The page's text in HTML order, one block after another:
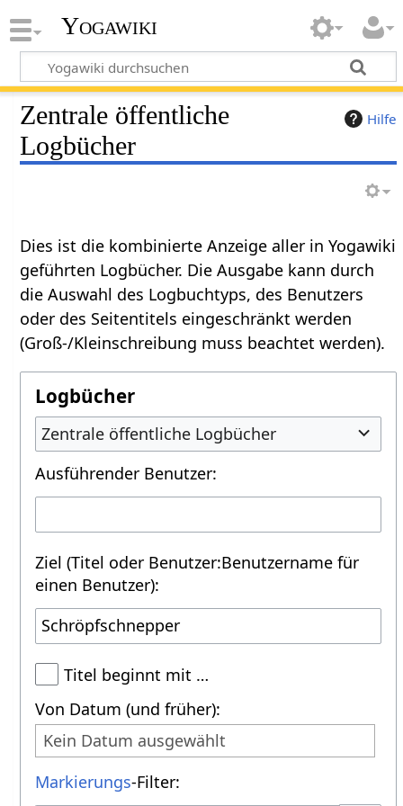
Yogawiki
Hilfe
Zentrale öffentliche
Logbücher
Dies ist die kombinierte Anzeige aller in Yogawiki
geführten Logbücher. Die Ausgabe kann durch
die Auswahl des Logbuchtyps, des Benutzers
oder des Seitentitels eingeschränkt werden
(Groß-/Kleinschreibung muss beachtet werden).
Logbücher
Zentrale öffentliche Logbücher
Ausführender Benutzer:
Ziel (Titel oder Benutzer:Benutzername für
einen Benutzer):
Titel beginnt mit …
Von Datum (und früher):
Kein Datum ausgewählt
Markierungs-Filter: